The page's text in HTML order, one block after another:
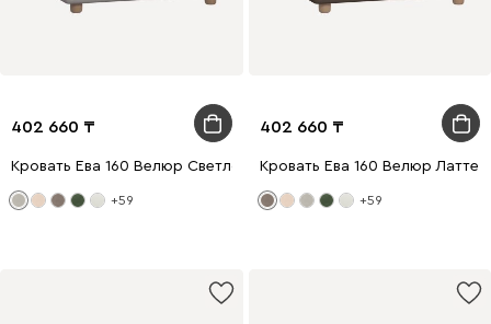
402 660
Кровать Ева 160 Велюр Светло-серый
+59
402 660
Кровать Ева 160 Велюр Латте
+59